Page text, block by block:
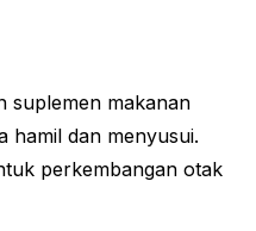
suplemen makanan
hamil dan menyusui.
perkembangan otak